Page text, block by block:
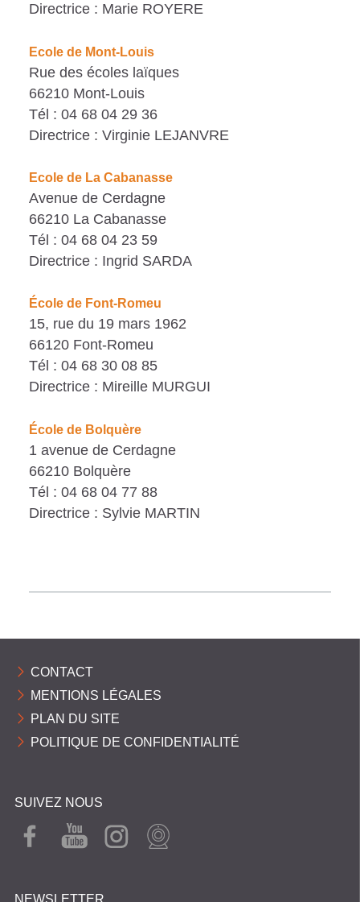
Directrice : Marie ROYERE
Ecole de Mont-Louis
Rue des écoles laïques
66210 Mont-Louis
Tél : 04 68 04 29 36
Directrice : Virginie LEJANVRE
Ecole de La Cabanasse
Avenue de Cerdagne
66210 La Cabanasse
Tél : 04 68 04 23 59
Directrice : Ingrid SARDA
École de Font-Romeu
15, rue du 19 mars 1962
66120 Font-Romeu
Tél : 04 68 30 08 85
Directrice : Mireille MURGUI
École de Bolquère
1 avenue de Cerdagne
66210 Bolquère
Tél : 04 68 04 77 88
Directrice : Sylvie MARTIN
CONTACT
MENTIONS LÉGALES
PLAN DU SITE
POLITIQUE DE CONFIDENTIALITÉ
SUIVEZ NOUS
FAC
EBO
YOU
TUB
INST
AGR
WEB
CAM